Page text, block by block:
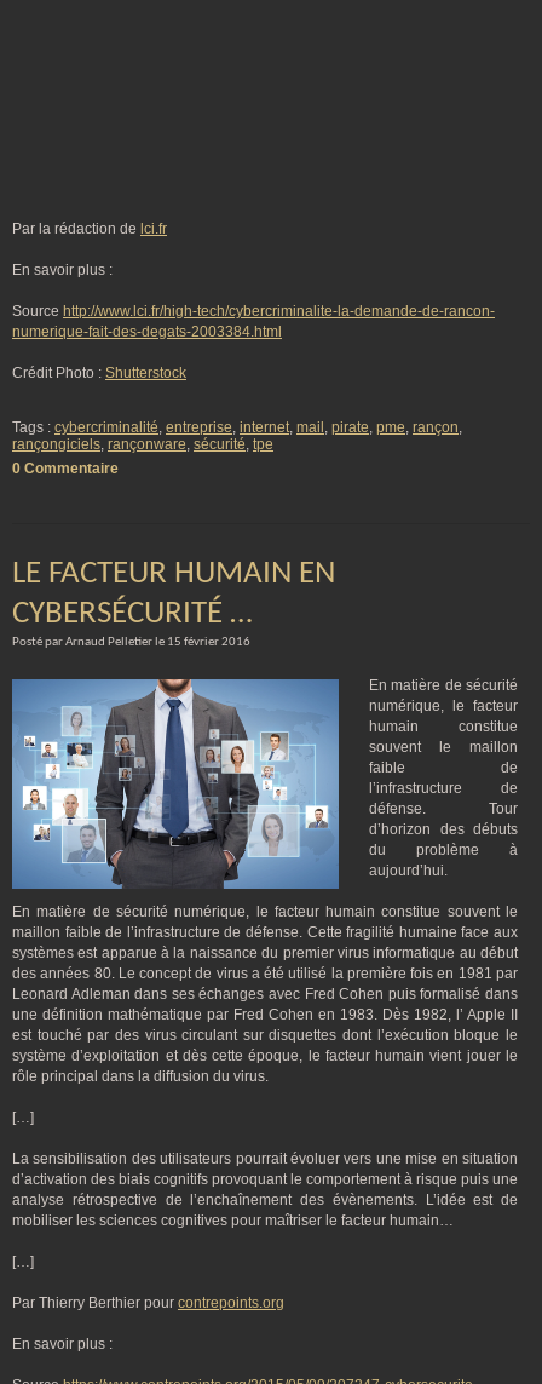
Par la rédaction de lci.fr
En savoir plus :
Source http://www.lci.fr/high-tech/cybercriminalite-la-demande-de-rancon-
numerique-fait-des-degats-2003384.html
Crédit Photo : Shutterstock
Tags : cybercriminalité, entreprise, internet, mail , pirate, pme, rançon,
rançongiciels, rançonware, sécurité, tpe
0 Commentaire
LE FACTEUR HUMAIN EN
CYBERSÉCURITÉ …
Posté par Arnaud Pelletier le 15 février 2016
En matière de sécurité
numérique, le facteur
humain constitue
souvent le maillon
faible de
l’infrastructure de
défense. Tour
d’horizon des débuts
du problème à
aujourd’hui.
En matière de sécurité numérique, le facteur humain constitue souvent le
maillon faible de l’infrastructure de défense. Cette fragilité humaine face aux
systèmes est apparue à la naissance du premier virus informatique au début
des années 80. Le concept de virus a été utilisé la première fois en 1981 par
Leonard Adleman dans ses échanges avec Fred Cohen puis formalisé dans
une définition mathématique par Fred Cohen en 1983. Dès 1982, l’ Apple II
est touché par des virus circulant sur disquettes dont l’exécution bloque le
système d’exploitation et dès cette époque, le facteur humain vient jouer le
rôle principal dans la diffusion du virus.
[…]
La sensibilisation des utilisateurs pourrait évoluer vers une mise en situation
d’activation des biais cognitifs provoquant le comportement à risque puis une
analyse rétrospective de l’enchaînement des évènements. L’idée est de
mobiliser les sciences cognitives pour maîtriser le facteur humain…
[…]
Par Thierry Berthier pour contrepoints.org
En savoir plus :